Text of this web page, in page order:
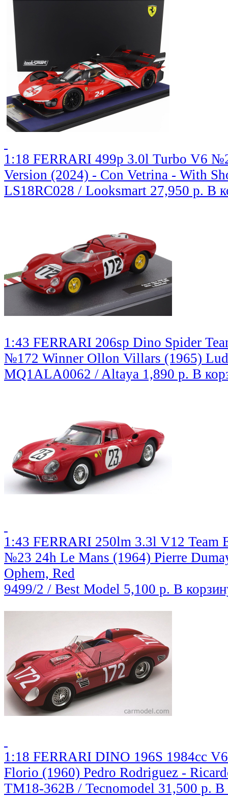
1:18 FERRARI 499p 3.0l Turbo V6
Version (2024) - Con Vetrina - With
LS18RC028 / Looksmart 27,950 р. В
1:43 FERRARI 206sp Dino Spider
№172 Winner Ollon Villars (1965)
MQ1ALA0062 / Altaya 1,890 р. В
1:43 FERRARI 250lm 3.3l V12 Team
№23 24h Le Mans (1964) Pierre
Ophem, Red
9499/2 / Best Model 5,100 р. В
1:18 FERRARI DINO 196S 1984cc
Florio (1960) Pedro Rodriguez -
TM18-362B / Tecnomodel 31,500 р. В